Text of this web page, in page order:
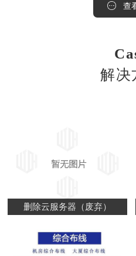
查
解决
删除云服务器（废弃）